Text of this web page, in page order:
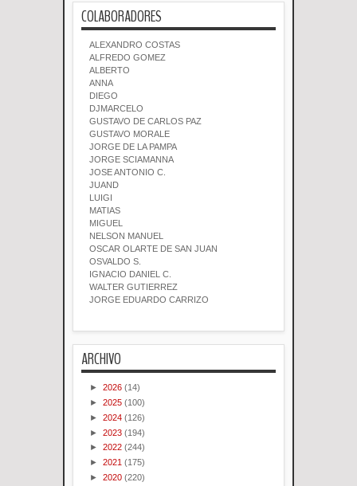
COLABORADORES
ALEXANDRO COSTAS
ALFREDO GOMEZ
ALBERTO
ANNA
DIEGO
DJMARCELO
GUSTAVO DE CARLOS PAZ
GUSTAVO MORALE
JORGE DE LA PAMPA
JORGE SCIAMANNA
JOSE ANTONIO C.
JUAND
LUIGI
MATIAS
MIGUEL
NELSON MANUEL
OSCAR OLARTE DE SAN JUAN
OSVALDO S.
IGNACIO DANIEL C.
WALTER GUTIERREZ
JORGE EDUARDO CARRIZO
ARCHIVO
► 2026 (14)
► 2025 (100)
► 2024 (126)
► 2023 (194)
► 2022 (244)
► 2021 (175)
► 2020 (220)